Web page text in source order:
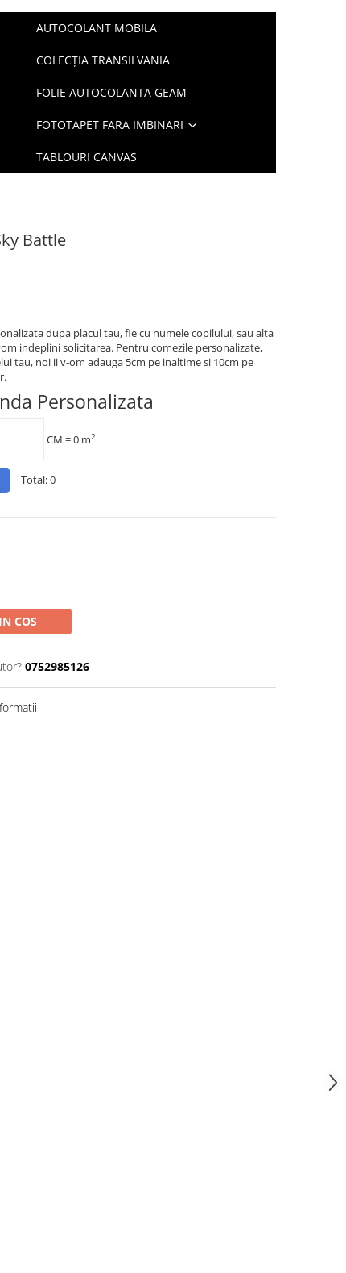
AUTOCOLANT MOBILA
COLECȚIA TRANSILVANIA
FOLIE AUTOCOLANTA GEAM
FOTOTAPET FARA IMBINARI
TABLOURI CANVAS
Battle
dupa placul tau, fie cu numele copilului, sau alta
indeplini solicitarea. Pentru comezile personalizate,
tau, noi ii v-om adauga 5cm pe inaltime si 10cm pe
Personalizata
CM =0 m2
Total:0
COS
0752985126